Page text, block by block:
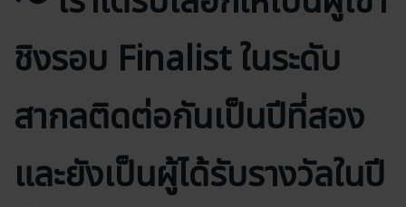
ชิงรอบ Finalist ในระดับ
สากลติดต่อกันเป็นปีที่สอง
และยังเป็นผู้ได้รับรางวัลในปี